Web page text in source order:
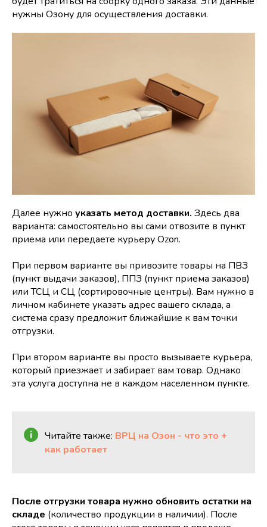
нужны Озону для осуществления доставки.
Далее нужно указать метод доставки. Здесь два
варианта: самостоятельно вы сами отвозите в пункт
приема или передаете курьеру Ozon.
При первом варианте вы привозите товары на ПВЗ
(пункт выдачи заказов), ППЗ (пункт приема заказов)
или ТСЦ и СЦ (сортировочные центры). Вам нужно в
личном кабинете указать адрес вашего склада, а
система сразу предложит ближайшие к вам точки
отгрузки.
При втором варианте вы просто вызываете курьера,
который приезжает и забирает вам товар. Однако
эта услуга доступна не в каждом населенном пункте.
Читайте также: ВРЦ на Озон - что это +
как работает
После отгрузки товара нужно обновить остатки на
складе (количество продукции в наличии). После